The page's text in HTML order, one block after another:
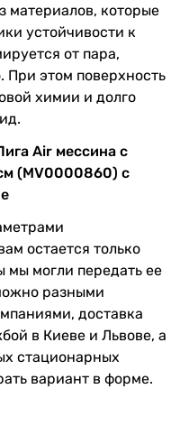
материалов, которые
устойчивости к
от пара,
При этом поверхность
химии и долго
Air мессина с
(MV0000860) с
остается только
мы могли передать ее
разными
доставка
в Киеве и Львове, а
стационарных
вариант в форме.